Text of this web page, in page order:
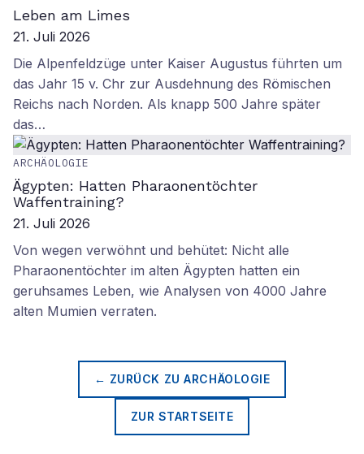
Leben am Limes
21. Juli 2026
Die Alpenfeldzüge unter Kaiser Augustus führten um
das Jahr 15 v. Chr zur Ausdehnung des Römischen
Reichs nach Norden. Als knapp 500 Jahre später
das…
ARCHÄOLOGIE
Ägypten: Hatten Pharaonentöchter
Waffentraining?
21. Juli 2026
Von wegen verwöhnt und behütet: Nicht alle
Pharaonentöchter im alten Ägypten hatten ein
geruhsames Leben, wie Analysen von 4000 Jahre
alten Mumien verraten.
← ZURÜCK ZUARCHÄOLOGIE
ZUR STARTSEITE